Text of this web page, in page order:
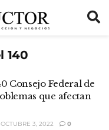
140
Consejo Federal de
que afectan
3, 2022 0